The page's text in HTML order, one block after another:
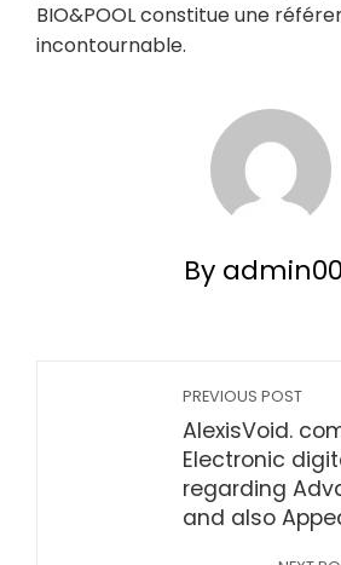
BIO&POOL constitue une
incontournable.
By
PREVIOUS POST
AlexisVoid.
Electronic
regarding
and also